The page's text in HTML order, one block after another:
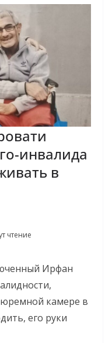
инвалида
в
чтение
Ирфан
камере в
его руки